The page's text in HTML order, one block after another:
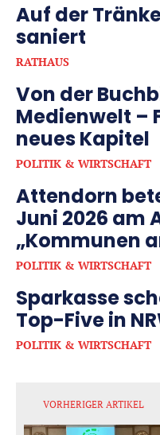
Auf der
saniert
RATHAUS
Von der
Medienwelt –
neues Kapitel
POLITIK & WIRTSCHAFT
Attendorn
Juni 2026 am
„Kommunen
POLITIK & WIRTSCHAFT
Sparkasse
Top-Five in
POLITIK & WIRTSCHAFT
VORHERIGER ARTIKEL